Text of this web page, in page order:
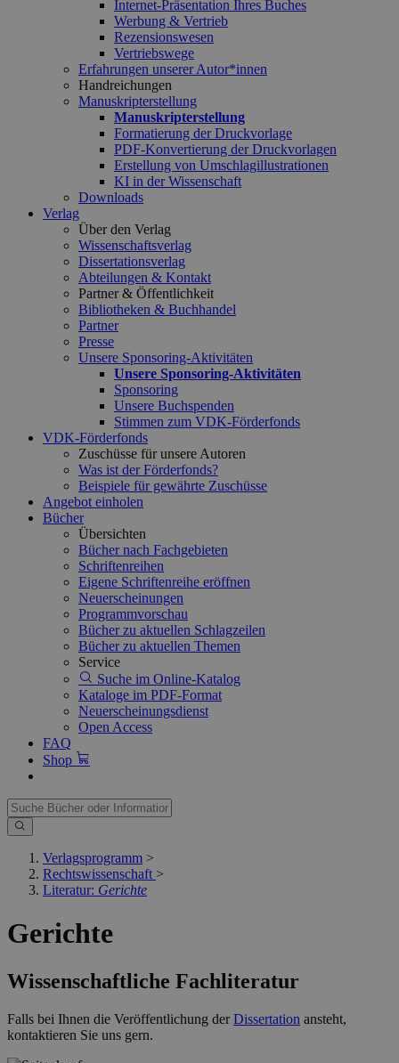
Internet-Präsentation Ihres Buches
Werbung & Vertrieb
Rezensionswesen
Vertriebswege
Erfahrungen unserer Autor*innen
Handreichungen
Manuskripterstellung
Manuskripterstellung
Formatierung der Druckvorlage
PDF-Konvertierung der Druckvorlagen
Erstellung von Umschlagillustrationen
KI in der Wissenschaft
Downloads
Verlag
Über den Verlag
Wissenschaftsverlag
Dissertationsverlag
Abteilungen & Kontakt
Partner & Öffentlichkeit
Bibliotheken & Buchhandel
Partner
Presse
Unsere Sponsoring-Aktivitäten
Unsere Sponsoring-Aktivitäten
Sponsoring
Unsere Buchspenden
Stimmen zum VDK-Förderfonds
VDK-Förderfonds
Zuschüsse für unsere Autoren
Was ist der Förderfonds?
Beispiele für gewährte Zuschüsse
Angebot einholen
Bücher
Übersichten
Bücher nach Fachgebieten
Schriftenreihen
Eigene Schriftenreihe eröffnen
Neuerscheinungen
Programmvorschau
Bücher zu aktuellen Schlagzeilen
Bücher zu aktuellen Themen
Service
Suche im Online-Katalog
Kataloge im PDF-Format
Neuerscheinungsdienst
Open Access
FAQ
Shop
Verlagsprogramm >
Rechtswissenschaft >
Literatur: Gerichte
Gerichte
Wissenschaftliche Fachliteratur
Falls bei Ihnen die Veröffentlichung derDissertation ansteht,
kontaktieren Sie uns gern.